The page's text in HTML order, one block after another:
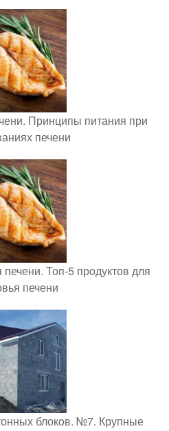
Принципы питания при
печени
Топ-5 продуктов для
печени
блоков. №7. Крупные